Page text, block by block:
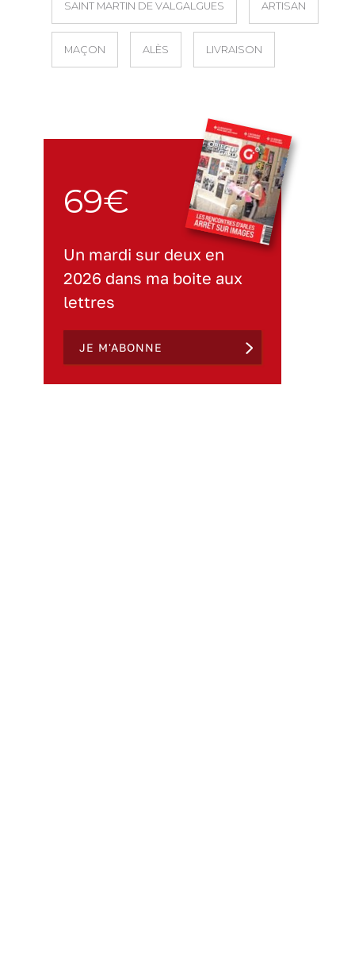
SAINT MARTIN DE VALGALGUES ARTISAN
MAÇON ALÈS LIVRAISON
69€
Un mardi sur deux en
2026 dans ma boite aux
lettres
JE M'ABONNE